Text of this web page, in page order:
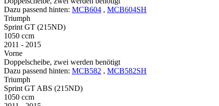
Dazu passend hinten: MCB604 , MCB604SH
Triumph
Sprint GT (215ND)
1050 ccm
2011 - 2015
Vorne
Doppelscheibe, zwei werden benötigt
Dazu passend hinten: MCB582 , MCB582SH
Triumph
Sprint GT ABS (215ND)
1050 ccm